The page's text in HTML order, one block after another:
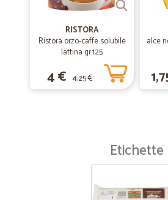
RISTORA
Ristora orzo-caffe solubile
lattina gr.125
4 € 4,25 €
alce
Etichette